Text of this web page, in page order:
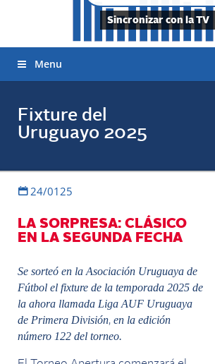
Sincronizar con la TV
Menu
Fixture del
Uruguayo 2025
24/0125
LA SORPRESA: CLÁSICO
EN LA SEGUNDA FECHA
Se sorteó en la Asociación Uruguaya de
Fútbol el fixture de la temporada 2025 de
la ahora llamada Liga AUF Uruguaya
de Primera División, en la edición
número 122 del torneo.